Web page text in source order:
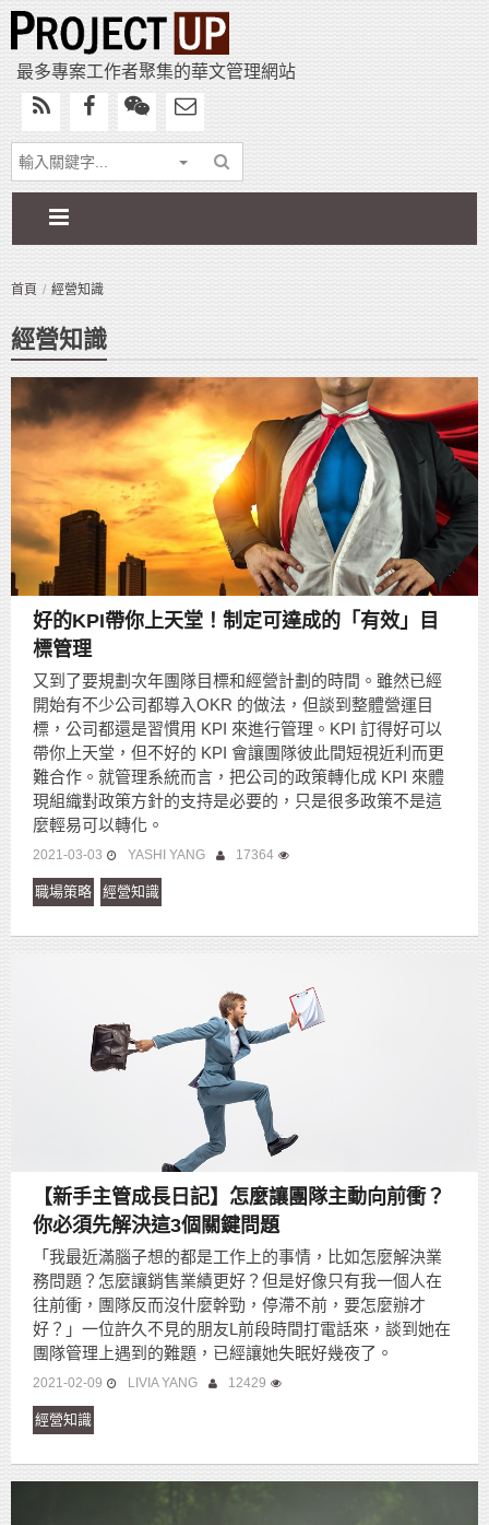
最多專案工作者聚集的華文管理網站
首頁 經營知識
經營知識
好的KPI帶你上天堂！制定可達成的「有效」目
標管理
又到了要規劃次年團隊目標和經營計劃的時間。雖然已經
開始有不少公司都導入OKR 的做法，但談到整體營運目
標，公司都還是習慣用 KPI 來進行管理。KPI 訂得好可以
帶你上天堂，但不好的 KPI 會讓團隊彼此間短視近利而更
難合作。就管理系統而言，把公司的政策轉化成 KPI 來體
現組織對政策方針的支持是必要的，只是很多政策不是這
麼輕易可以轉化。
2021-03-03 YASHI YANG 17364
職場策略 經營知識
【新手主管成長日記】怎麼讓團隊主動向前衝？
你必須先解決這3個關鍵問題
「我最近滿腦子想的都是工作上的事情，比如怎麼解決業
務問題？怎麼讓銷售業績更好？但是好像只有我一個人在
往前衝，團隊反而沒什麼幹勁，停滯不前，要怎麼辦才
好？」一位許久不見的朋友L前段時間打電話來，談到她在
團隊管理上遇到的難題，已經讓她失眠好幾夜了。
2021-02-09 LIVIA YANG 12429
經營知識